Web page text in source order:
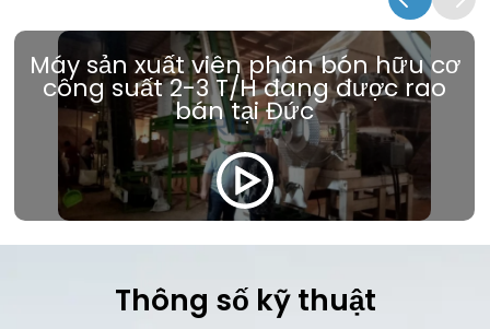
Máy sản xuất viên phân bón hữu cơ
công suất 2-3 T/H đang được rao
bán tại Đức
Thông số kỹ thuật